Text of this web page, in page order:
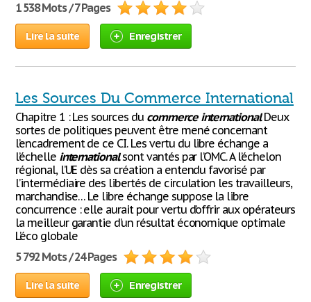
1 538 Mots / 7 Pages
Lire la suite Enregistrer
Les Sources Du Commerce International
Chapitre 1 : Les sources du commerce internationalDeux
sortes de politiques peuvent être mené concernant
l’encadrement de ce CI. Les vertu du libre échange a
l’échelle internationalsont vantés par l’OMC. A l’échelon
régional, l’UE dès sa création a entendu favorisé par
l’intermédiaire des libertés de circulation les travailleurs,
marchandise… Le libre échange suppose la libre
concurrence : elle aurait pour vertu d’offrir aux opérateurs
la meilleur garantie d’un résultat économique optimale
L’éco globale
5 792 Mots / 24 Pages
Lire la suite Enregistrer